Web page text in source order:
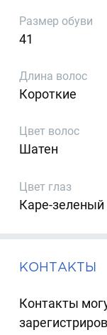
Размер обуви
41
Длина волос
Короткие
Цвет волос
Шатен
Цвет глаз
Каре-зеленый
КОНТАКТЫ
Контакты